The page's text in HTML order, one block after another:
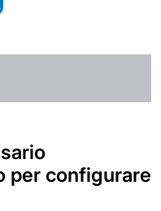
per configurare